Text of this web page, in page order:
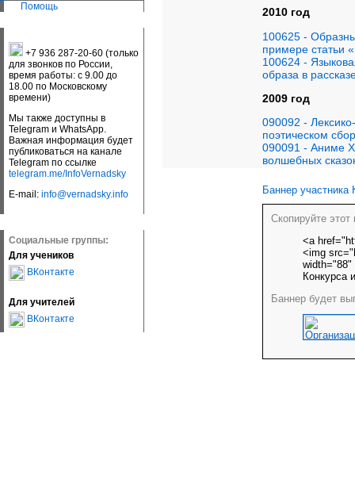
Помощь
+7 936 287-20-60 (только
для звонков по России,
время работы: с 9.00 до
18.00 по Московскому
времени)
Мы также доступны в
Telegram и WhatsApp.
Важная информация будет
публиковаться на канале
Telegram по ссылке
telegram.me/InfoVernadsky
E-mail: info@vernadsky.info
Социальные группы:
Для учеников
ВКонтакте
Для учителей
ВКонтакте
2010 год
100625 -
примере статьи
100624 -
образа в
2009 год
090092 -
поэтическом
090091 - Аниме
волшебных
Баннер участника
Скопируйте
<a
<img
width="88"
Конкурса
Баннер будет